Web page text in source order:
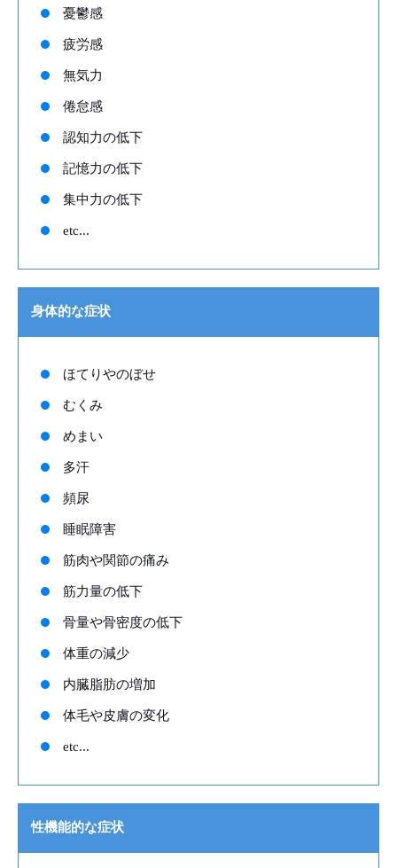
憂鬱感
疲労感
無気力
倦怠感
認知力の低下
記憶力の低下
集中力の低下
etc...
身体的な症状
ほてりやのぼせ
むくみ
めまい
多汗
頻尿
睡眠障害
筋肉や関節の痛み
筋力量の低下
骨量や骨密度の低下
体重の減少
内臓脂肪の増加
体毛や皮膚の変化
etc...
性機能的な症状